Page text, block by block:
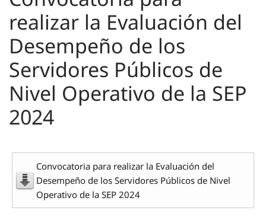
realizar la Evaluación del
Desempeño de los
Servidores Públicos de
Nivel Operativo de la SEP
2024
Convocatoria para realizar la Evaluación del
Desempeño de los Servidores Públicos de Nivel
Operativo de la SEP 2024